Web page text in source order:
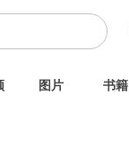
图片 书籍